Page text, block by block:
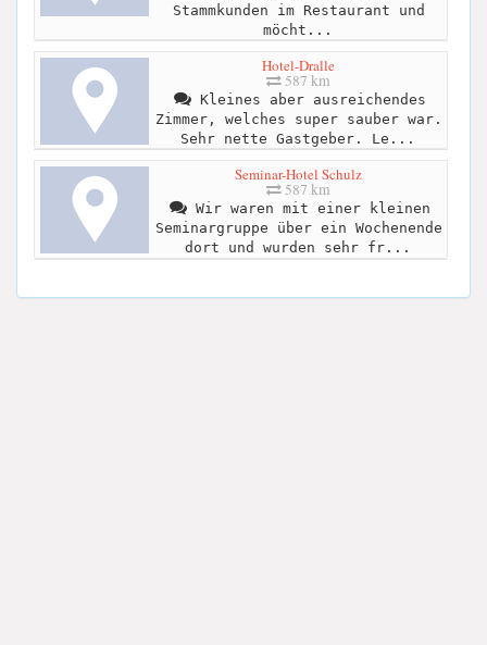
Stammkunden im Restaurant und
möcht...
Hotel-Dralle
587 km
Kleines aber ausreichendes
Zimmer, welches super sauber war.
Sehr nette Gastgeber. Le...
Seminar-Hotel Schulz
587 km
Wir waren mit einer kleinen
Seminargruppe über ein Wochenende
dort und wurden sehr fr...